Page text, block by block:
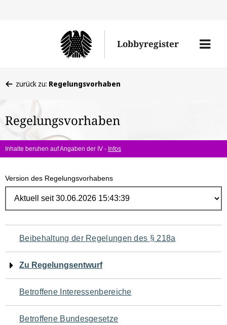
Lobbyregister
Menü
befinden
hier:
zurück zu: Regelungsvorhaben
Regelungsvorhaben
Inhalte beruhen auf Angaben der IV - Infos
Version des Regelungsvorhabens
Navigation
für
den
Seiteninhalt
Beibehaltung der Regelungen des § 218a
Zu Regelungsentwurf
Betroffene Interessenbereiche
Betroffene Bundesgesetze